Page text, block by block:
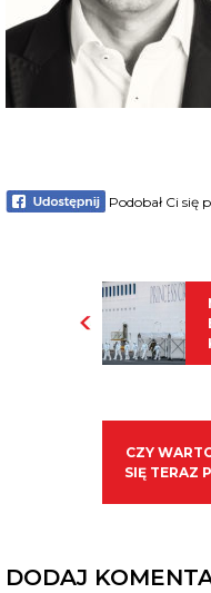
Podobał Ci się
CZY
SIĘ TERAZ
DODAJ